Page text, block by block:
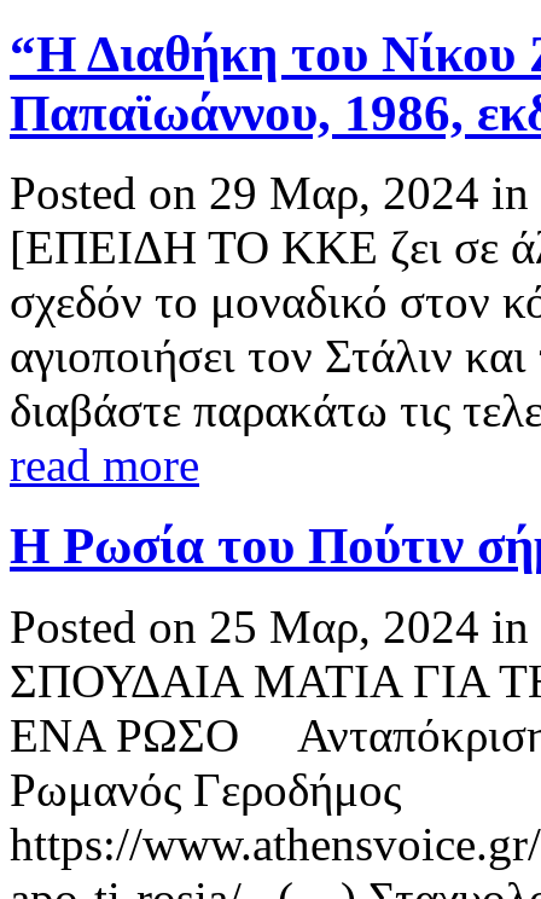
“Η Διαθήκη του Νίκου
Παπαϊωάννου, 1986,
Posted on 29 Μαρ, 2024 in
[ΕΠΕΙΔΗ ΤΟ ΚΚΕ ζει σε
σχεδόν το μοναδικό στον
αγιοποιήσει τον Στάλιν
διαβάστε παρακάτω τις
read more
Η Ρωσία του Πούτιν
Posted on 25 Μαρ, 2024 in
ΣΠΟΥΔΑΙΑ ΜΑΤΙΑ ΓΙΑ
ΕΝΑ ΡΩΣΟ Ανταπόκριση
Ρωμανός Γεροδήμος
https://